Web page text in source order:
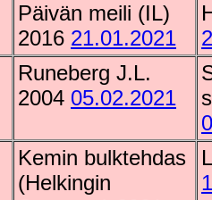
Päivän meili (IL)
2016 21.01.2021
Runeberg J.L.
2004 05.02.2021
Kemin bulktehdas
(Helkingin